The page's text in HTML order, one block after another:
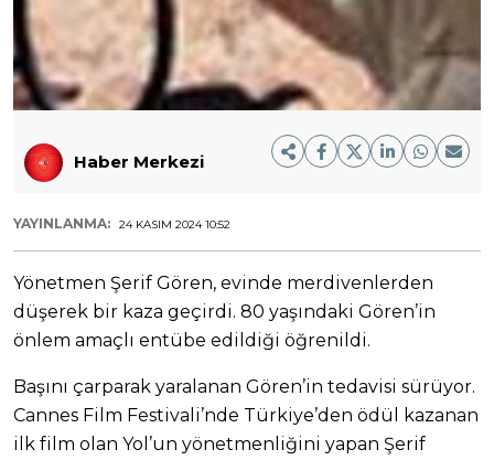
Haber Merkezi
YAYINLANMA: 24 KASIM 2024 10:52
Yönetmen Şerif Gören, evinde merdivenlerden
düşerek bir kaza geçirdi. 80 yaşındaki Gören’in
önlem amaçlı entübe edildiği öğrenildi.
Başını çarparak yaralanan Gören’in tedavisi sürüyor.
Cannes Film Festivali’nde Türkiye’den ödül kazanan
ilk film olan Yol’un yönetmenliğini yapan Şerif